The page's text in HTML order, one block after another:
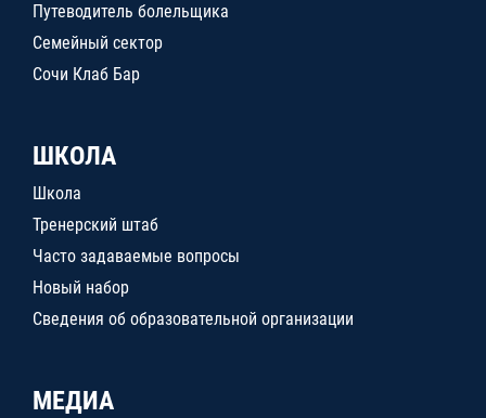
Путеводитель болельщика
Семейный сектор
Сочи Клаб Бар
ШКОЛА
Школа
Тренерский штаб
Часто задаваемые вопросы
Новый набор
Сведения об образовательной организации
МЕДИА